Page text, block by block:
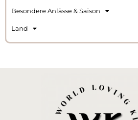
Besondere Anlässe & Saison
Land